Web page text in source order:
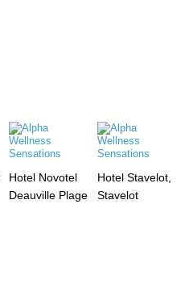
Hotel Novotel
Deauville Plage
Hotel Stavelot,
Stavelot